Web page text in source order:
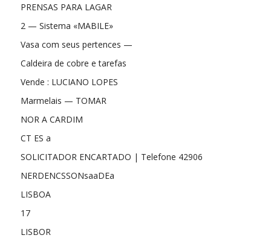
PRENSAS PARA LAGAR
2 — Sistema «MABILE»
Vasa com seus pertences —
Caldeira de cobre e tarefas
Vende : LUCIANO LOPES
Marmelais — TOMAR
NOR A CARDIM
CT ES a
SOLICITADOR ENCARTADO | Telefone 42906
NERDENCSSONsaaDEa
LISBOA
17
LISBOR